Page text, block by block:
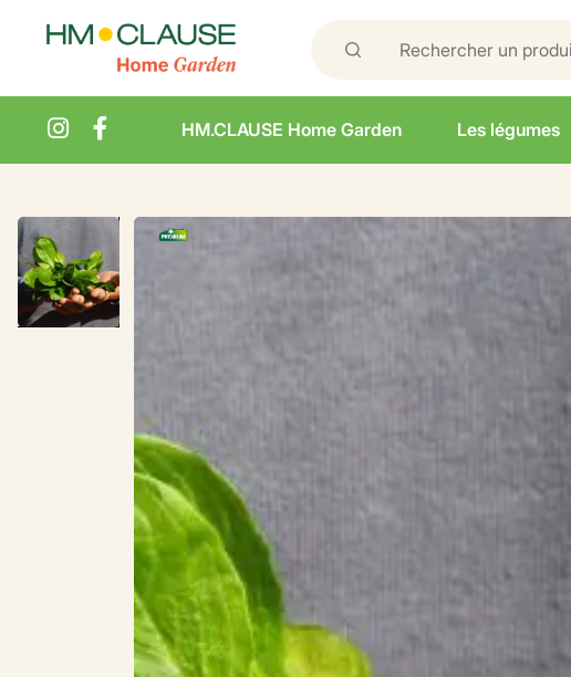
HM.CLAUSE Home Garden Les légumes